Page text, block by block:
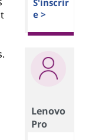
S'inscrir
e >
Lenovo
Pro